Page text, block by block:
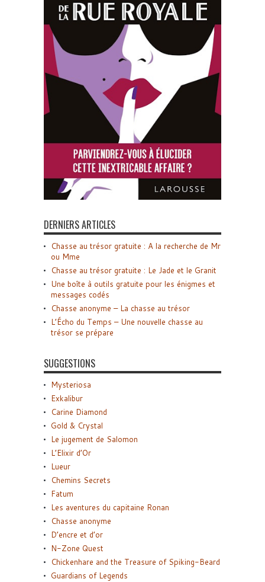
DERNIERS ARTICLES
Chasse au trésor gratuite : A la recherche de Mr
ou Mme
Chasse au trésor gratuite : Le Jade et le Granit
Une boîte à outils gratuite pour les énigmes et
messages codés
Chasse anonyme – La chasse au trésor
L’Écho du Temps – Une nouvelle chasse au
trésor se prépare
SUGGESTIONS
Mysteriosa
Exkalibur
Carine Diamond
Gold & Crystal
Le jugement de Salomon
L’Elixir d’Or
Lueur
Chemins Secrets
Fatum
Les aventures du capitaine Ronan
Chasse anonyme
D’encre et d’or
N-Zone Quest
Chickenhare and the Treasure of Spiking-Beard
Guardians of Legends